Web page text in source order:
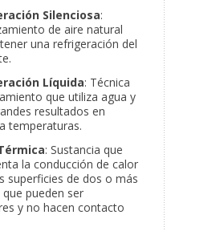
Silenciosa:
de aire natural
una refrigeración del
Líquida: Técnica
que utiliza agua y
resultados en
temperaturas.
: Sustancia que
la conducción de calor
superficies de dos o más
pueden ser
y no hacen contacto